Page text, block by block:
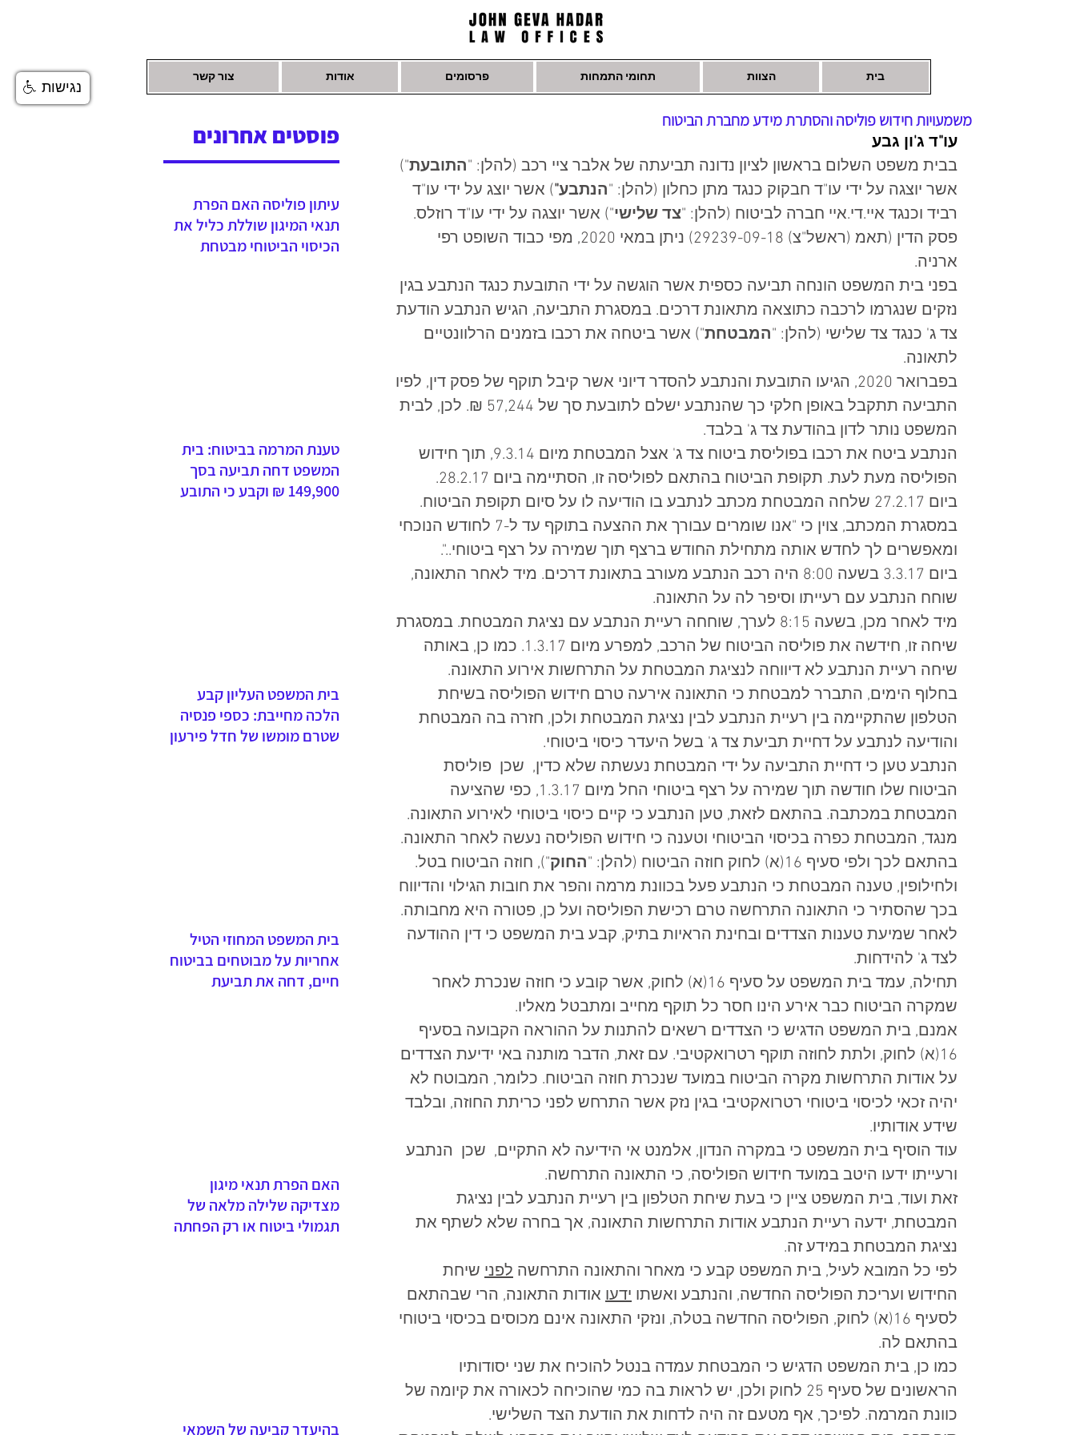
בית הצוות תחומי התמחות פרסומים אודות צור קשר
פוסטים אחרונים
עיתון פוליסה האם הפרת
תנאי המיגון שוללת כליל את
הכיסוי הביטוחי מבטחת
טענת המרמה בביטוח: בית
המשפט דחה תביעה בסך
149,900 ₪ וקבע כי התובע
בית המשפט העליון קבע
הלכה מחייבת: כספי פנסיה
שטרם מומשו של חדל פירעון
בית המשפט המחוזי הטיל
אחריות על מבוטחים בביטוח
חיים, דחה את תביעת
האם הפרת תנאי מיגון
מצדיקה שלילה מלאה של
תגמולי ביטוח או רק הפחתה
בהיעדר קביעה של השמאי
משמעויות חידוש פוליסה והסתרת מידע מחברת הביטוח
עו"ד ג'ון גבע
בבית משפט השלום בראשון לציון נדונה תביעתה של אלבר ציי רכב (להלן: "התובעת")
אשר יוצגה על ידי עו"ד חבקוק כנגד מתן כחלון (להלן: "הנתבע") אשר יוצג על ידי עו"ד
רביד וכנגד איי.די.איי חברה לביטוח (להלן: "צד שלישי") אשר יוצגה על ידי עו"ד רוזלס.
פסק הדין (תאמ (ראשל"צ) 29239-09-18) ניתן במאי 2020, מפי כבוד השופט רפי
ארניה.
בפני בית המשפט הונחה תביעה כספית אשר הוגשה על ידי התובעת כנגד הנתבע בגין
נזקים שנגרמו לרכבה כתוצאה מתאונת דרכים. במסגרת התביעה, הגיש הנתבע הודעת
צד ג' כנגד צד שלישי (להלן: "המבטחת") אשר ביטחה את רכבו בזמנים הרלוונטיים
לתאונה.
בפברואר 2020, הגיעו התובעת והנתבע להסדר דיוני אשר קיבל תוקף של פסק דין, לפיו
התביעה תתקבל באופן חלקי כך שהנתבע ישלם לתובעת סך של 57,244 ₪. לכן, לבית
המשפט נותר לדון בהודעת צד ג' בלבד.
הנתבע ביטח את רכבו בפוליסת ביטוח צד ג' אצל המבטחת מיום 9.3.14, תוך חידוש
הפוליסה מעת לעת. תקופת הביטוח בהתאם לפוליסה זו, הסתיימה ביום 28.2.17.
ביום 27.2.17 שלחה המבטחת מכתב לנתבע בו הודיעה לו על סיום תקופת הביטוח.
במסגרת המכתב, צוין כי "אנו שומרים עבורך את ההצעה בתוקף עד ל-7 לחודש הנוכחי
ומאפשרים לך לחדש אותה מתחילת החודש ברצף תוך שמירה על רצף ביטוחי..".
ביום 3.3.17 בשעה 8:00 היה רכב הנתבע מעורב בתאונת דרכים. מיד לאחר התאונה,
שוחח הנתבע עם רעייתו וסיפר לה על התאונה.
מיד לאחר מכן, בשעה 8:15 לערך, שוחחה רעיית הנתבע עם נציגת המבטחת. במסגרת
שיחה זו, חידשה את פוליסה הביטוח של הרכב, למפרע מיום 1.3.17. כמו כן, באותה
שיחה רעיית הנתבע לא דיווחה לנציגת המבטחת על התרחשות אירוע התאונה.
בחלוף הימים, התברר למבטחת כי התאונה אירעה טרם חידוש הפוליסה בשיחת
הטלפון שהתקיימה בין רעיית הנתבע לבין נציגת המבטחת ולכן, חזרה בה המבטחת
והודיעה לנתבע על דחיית תביעת צד ג' בשל היעדר כיסוי ביטוחי.
הנתבע טען כי דחיית התביעה על ידי המבטחת נעשתה שלא כדין,  שכן  פוליסת
הביטוח שלו חודשה תוך שמירה על רצף ביטוחי החל מיום 1.3.17, כפי שהציעה
המבטחת במכתבה. בהתאם לזאת, טען הנתבע כי קיים כיסוי ביטוחי לאירוע התאונה.
מנגד, המבטחת כפרה בכיסוי הביטוחי וטענה כי חידוש הפוליסה נעשה לאחר התאונה.
בהתאם לכך ולפי סעיף 16(א) לחוק חוזה הביטוח (להלן: "
החוק"), חוזה הביטוח בטל.
ולחילופין, טענה המבטחת כי הנתבע פעל בכוונת מרמה והפר את חובות הגילוי והדיווח
בכך שהסתיר כי התאונה התרחשה טרם רכישת הפוליסה ועל כן, פטורה היא מחבותה.
לאחר שמיעת טענות הצדדים ובחינת הראיות בתיק, קבע בית המשפט כי דין ההודעה
לצד ג' להידחות.
תחילה, עמד בית המשפט על סעיף 16(א) לחוק, אשר קובע כי חוזה שנכרת לאחר
שמקרה הביטוח כבר אירע הינו חסר כל תוקף מחייב ומתבטל מאליו.
אמנם, בית המשפט הדגיש כי הצדדים רשאים להתנות על ההוראה הקבועה בסעיף
16(א) לחוק, ולתת לחוזה תוקף רטרואקטיבי. עם זאת, הדבר מותנה באי ידיעת הצדדים
על אודות התרחשות מקרה הביטוח במועד שנכרת חוזה הביטוח. כלומר, המבוטח לא
יהיה זכאי לכיסוי ביטוחי רטרואקטיבי בגין נזק אשר התרחש לפני כריתת החוזה, ובלבד
שידע אודותיו.
עוד הוסיף בית המשפט כי במקרה הנדון, אלמנט אי הידיעה לא התקיים,  שכן  הנתבע
ורעייתו ידעו היטב במועד חידוש הפוליסה, כי התאונה התרחשה.
זאת ועוד, בית המשפט ציין כי בעת שיחת הטלפון בין רעיית הנתבע לבין נציגת
המבטחת, ידעה רעיית הנתבע אודות התרחשות התאונה, אך בחרה שלא לשתף את
נציגת המבטחת במידע זה.
לפי כל המובא לעיל, בית המשפט קבע כי מאחר והתאונה התרחשה לפני שיחת
החידוש ועריכת הפוליסה החדשה, והנתבע ואשתו ידעו אודות התאונה, הרי שבהתאם
לסעיף 16(א) לחוק, הפוליסה החדשה בטלה, ונזקי התאונה אינם מכוסים בכיסוי ביטוחי
בהתאם לה.
כמו כן, בית המשפט הדגיש כי המבטחת עמדה בנטל להוכיח את שני יסודותיו
הראשונים של סעיף 25 לחוק ולכן, יש לראות בה כמי שהוכיחה לכאורה את קיומה של
כוונת המרמה. לפיכך, אף מטעם זה היה לדחות את הודעת הצד השלישי.
נגישות